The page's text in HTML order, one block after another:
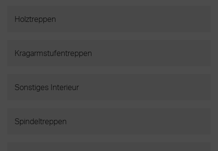
Holztreppen
Kragarmstufentreppen
Sonstiges Interieur
Spindeltreppen